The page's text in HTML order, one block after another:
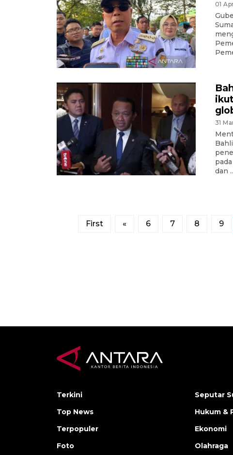
01
31
dan
First « 6 7 8 9
Terkini
Top News
Terpopuler
Foto
Seputar
Hukum &
Ekonomi
Olahraga